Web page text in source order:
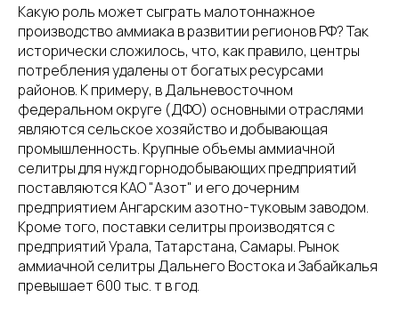
Какую роль может сыграть малотоннажное
производство аммиака в развитии регионов РФ? Так
исторически сложилось, что, как правило, центры
потребления удалены от богатых ресурсами
районов. К примеру, в Дальневосточном
федеральном округе (ДФО) основными отраслями
являются сельское хозяйство и добывающая
промышленность. Крупные объемы аммиачной
селитры для нужд горнодобывающих предприятий
поставляются КАО "Азот" и его дочерним
предприятием Ангарским азотно-туковым заводом.
Кроме того, поставки селитры производятся с
предприятий Урала, Татарстана, Самары. Рынок
аммиачной селитры Дальнего Востока и Забайкалья
превышает 600 тыс. т в год.